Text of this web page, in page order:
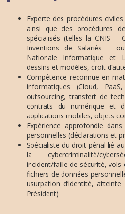
Experte des procédures
ainsi que des procédures
spécialisés (telles la CNIS –
Inventions de Salariés –
Nationale Informatique et
dessins et modèles, droit
Compétence reconnue en
informatiques (Cloud,
outsourcing, transfert de
contrats du numérique et
applications mobiles, objets
Expérience approfondie
personnelles (déclarations et
Spécialiste du droit pénal lié
la cybercriminalité/
incident/faille de sécurité, vols
fichiers de données
usurpation d’identité,
Président)